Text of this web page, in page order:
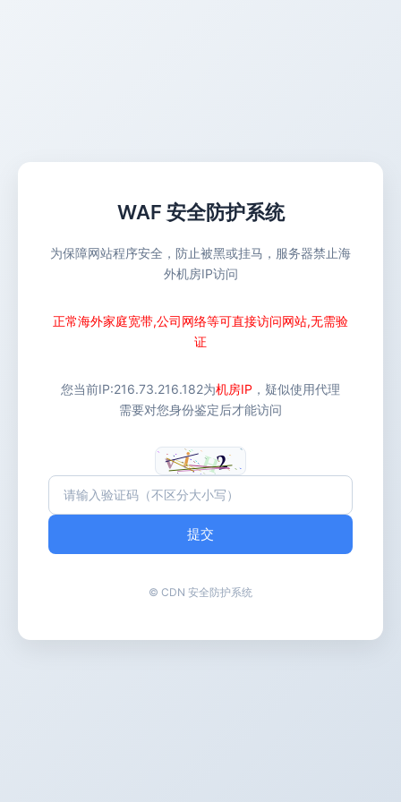
WAF 安全防护系统
为保障网站程序安全，防止被黑或挂马，服务器禁止海
外机房IP访问
正常海外家庭宽带,公司网络等可直接访问网站,无需验
证
您当前IP:216.73.216.182为机房IP ，疑似使用代理
需要对您身份鉴定后才能访问
提交
© CDN 安全防护系统